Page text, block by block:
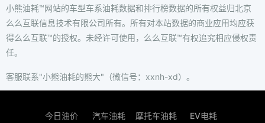
小熊油耗™网站的车型车系油耗数据和排行榜数据的所有权益归北京
么么互联信息技术有限公司所有。所有对本站数据的商业应用均应获
得么么互联™的授权。未经许可使用，么么互联™有权追究相应侵权责
任。
客服联系"小熊油耗的熊大"（微信号：xxnh-xd）。
今日油价 汽车油耗 摩托车油耗 EV电耗